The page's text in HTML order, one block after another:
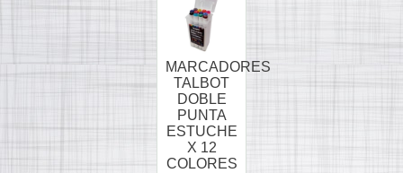
MARCADORES
TALBOT
DOBLE
PUNTA
ESTUCHE
X 12
COLORES